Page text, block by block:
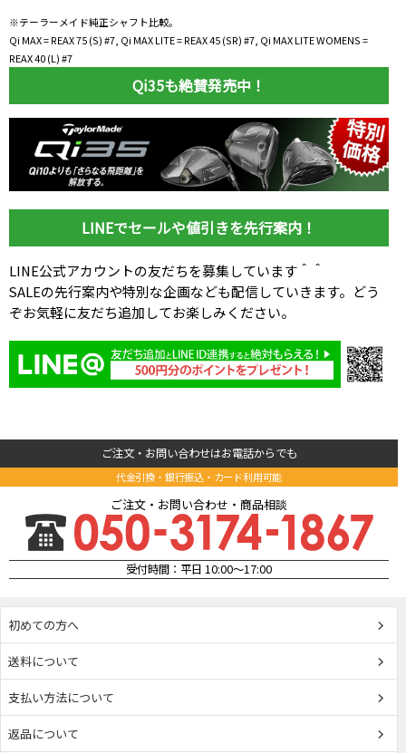
※テーラーメイド純正シャフト比較。
Qi MAX = REAX 75 (S) #7, Qi MAX LITE = REAX 45 (SR) #7, Qi MAX LITE WOMENS =
REAX 40 (L) #7
Qi35も絶賛発売中！
LINEでセールや値引きを先行案内！
LINE公式アカウントの友だちを募集しています＾＾
SALEの先行案内や特別な企画なども配信していきます。どう
ぞお気軽に友だち追加してお楽しみください。
ご注文・お問い合わせはお電話からでも
代金引換・銀行振込・カード利用可能
ご注文・お問い合わせ・商品相談
受付時間：平日 10:00～17:00
初めての方へ
送料について
支払い方法について
返品について